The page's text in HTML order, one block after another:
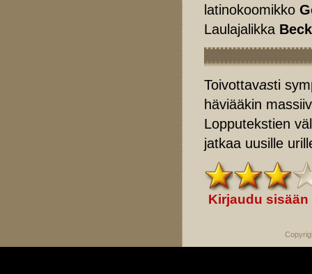
latinokoomikko
Laulajalikka
Toivottavasti
häviääkin
Lopputekstien
jatkaa uusille
Kirjaudu sisään